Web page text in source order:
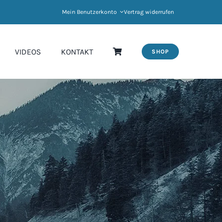
Mein Benutzerkonto Vertrag widerrufen
VIDEOS KONTAKT SHOP